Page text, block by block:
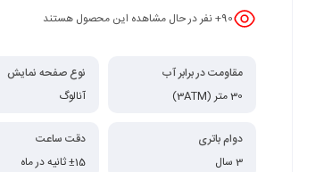
90+ نفر در حال مشاهده این محصول هستند
مقاومت در برابر آب
30 متر (3ATM)
نوع صفحه نمایش
آنالوگ
دوام باتری
3 سال
دقت ساعت
±15 ثانیه در ماه